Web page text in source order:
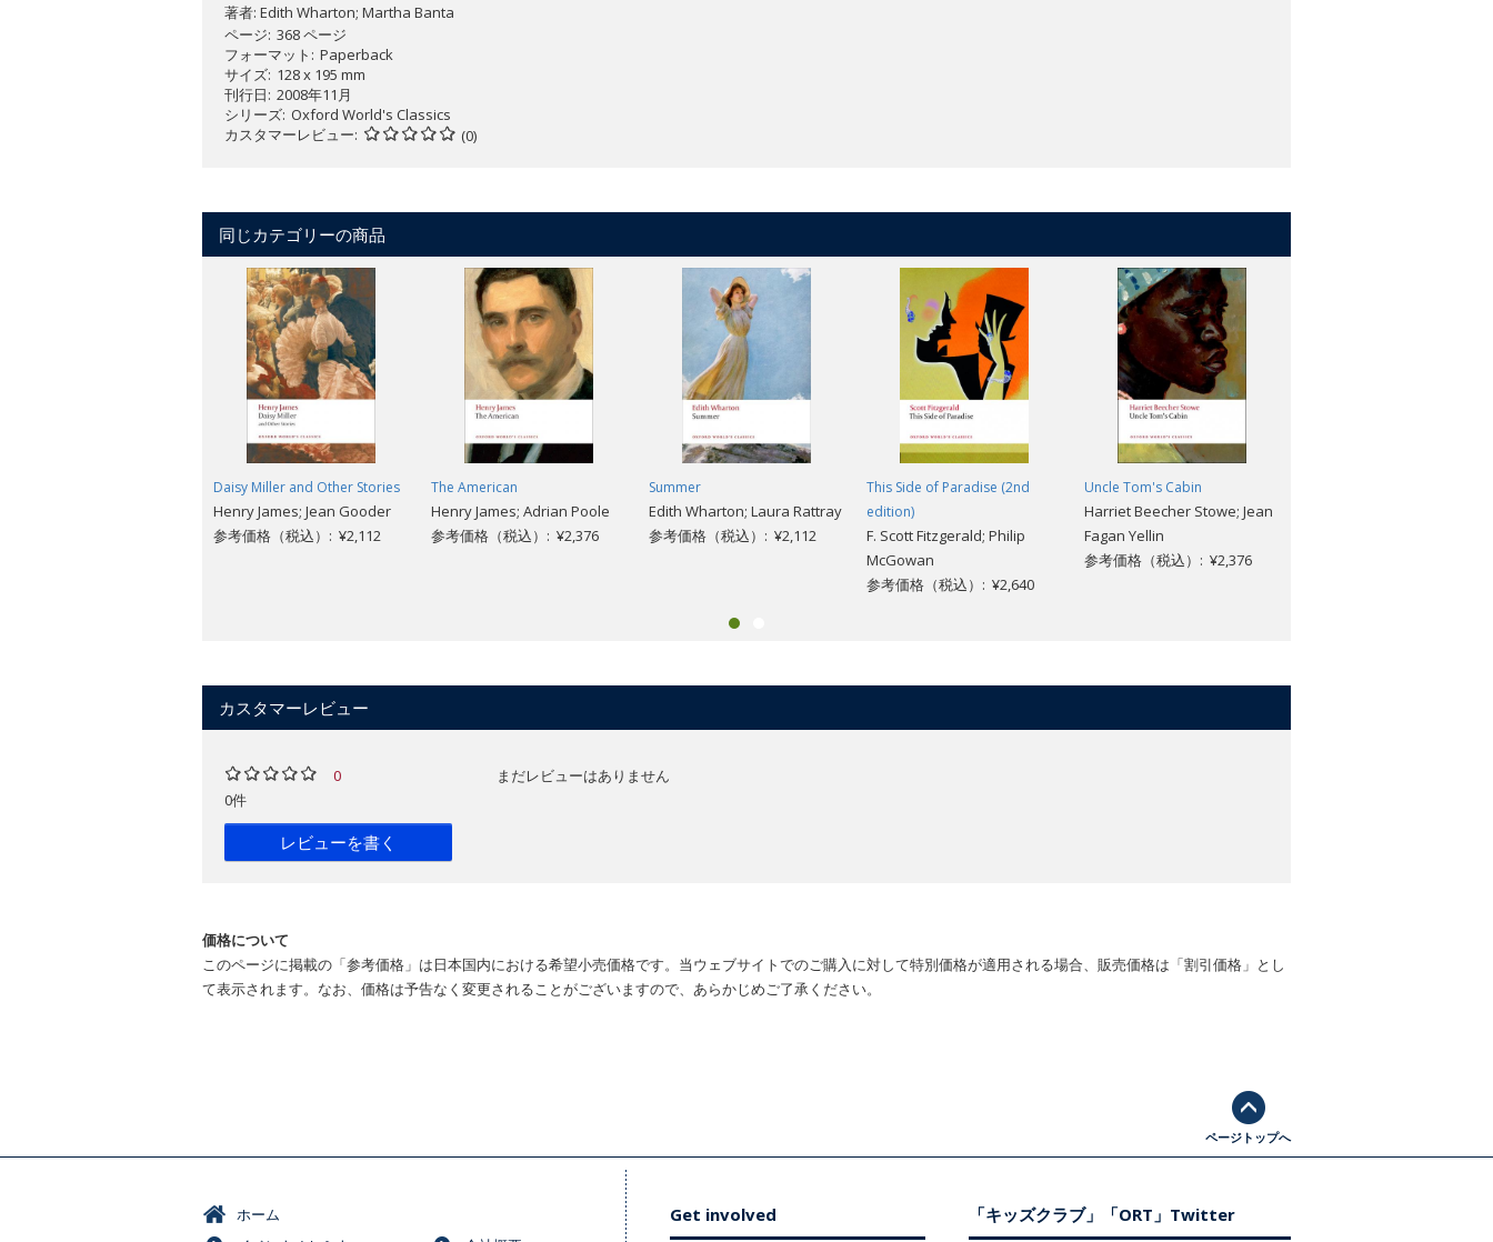
著者: Edith Wharton; Martha Banta
ページ 368 ページ
フォーマット
Paperback
サイズ 128 x 195 mm
刊行日 2008年11月
シリーズ Oxford World's Classics
カスタマーレビュー
(0)
同じカテゴリーの商品
Daisy Miller and Other Stories
Henry James; Jean Gooder
参考価格（税込）: ¥2,112
The American
Henry James; Adrian Poole
参考価格（税込）: ¥2,376
Summer
Edith Wharton; Laura Rattray
参考価格（税込）: ¥2,112
This Side of Paradise (2nd
edition)
F. Scott Fitzgerald; Philip
McGowan
参考価格（税込）: ¥2,640
Uncle Tom's Cabin
Harriet Beecher Stowe; Jean
Fagan Yellin
参考価格（税込）: ¥2,376
カスタマーレビュー
0
0件
レビューを書く
まだレビューはありません
価格について
このページに掲載の「参考価格」は日本国内における希望小売価格です。当ウェブサイトでのご購入に対して特別価格が適用される場合、販売価格は「割引価格」とし
て表示されます。なお、価格は予告なく変更されることがございますので、あらかじめご了承ください。
ページトップへ
ホーム
Get involved 「キッズクラブ」「ORT」Twitter